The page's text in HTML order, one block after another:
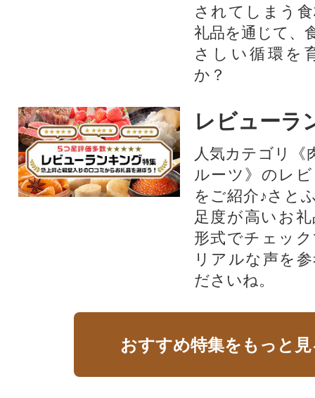
されてしまう
礼品を通じて、
さしい循環を
か？​
レビューラ
人気カテゴリ《
ルーツ》のレ
をご紹介♪さと
足度が高いお
形式でチェッ
リアルな声を
ださいね。
おすすめ特集をもっと